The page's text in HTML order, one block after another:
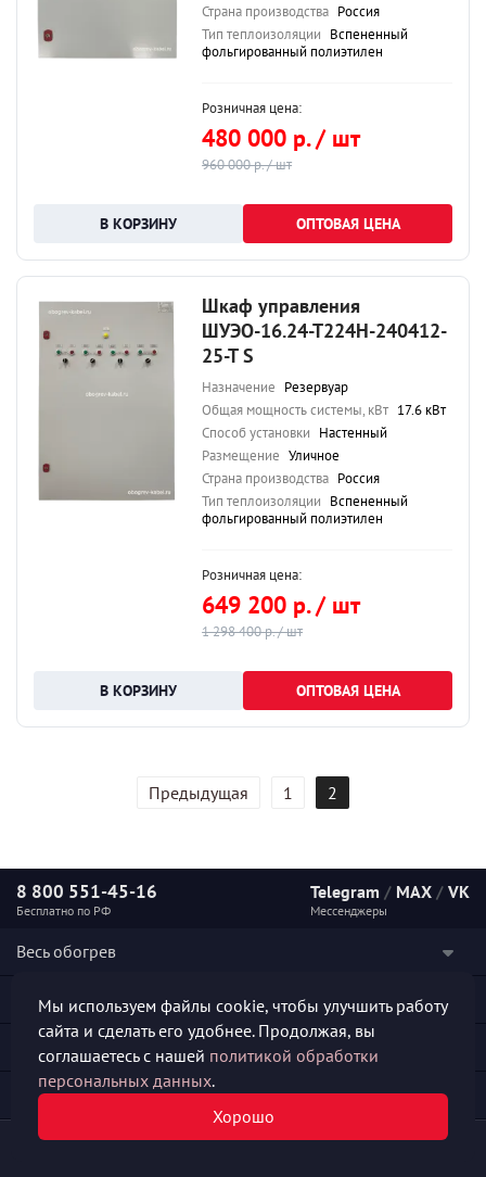
Страна производства Россия
Тип теплоизоляции Вспененный
фольгированный полиэтилен
Розничная цена:
480 000 р. / шт
960 000 р. / шт
ОПТОВАЯ ЦЕНА
Шкаф управления
ШУЭО-16.24-Т224Н-240412-
25-Т S
Назначение Резервуар
Общая мощность системы, кВт 17.6 кВт
Способ установки Настенный
Размещение Уличное
Страна производства Россия
Тип теплоизоляции Вспененный
фольгированный полиэтилен
Розничная цена:
649 200 р. / шт
1 298 400 р. / шт
ОПТОВАЯ ЦЕНА
Предыдущая 1 2
8 800 551-45-16
Бесплатно по РФ
Telegram / MAX / VK
Мессенджеры
Весь обогрев
Наши услуги
Полезная информация
Мы используем файлы cookie, чтобы улучшить работу
сайта и сделать его удобнее. Продолжая, вы
соглашаетесь с нашей политикой обработки
персональных данных.
Хорошо